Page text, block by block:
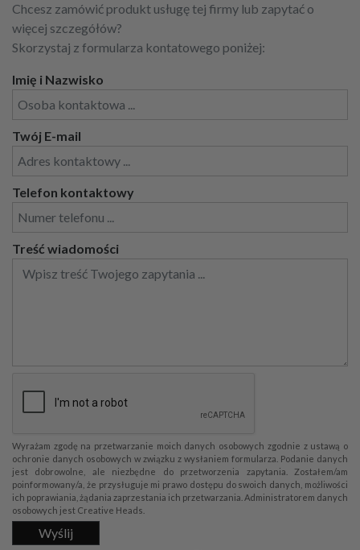
Chcesz zamówić produkt usługę tej firmy lub zapytać o
więcej szczegółów?
Skorzystaj z formularza kontatowego poniżej:
Imię i Nazwisko
Twój E-mail
Telefon kontaktowy
Treść wiadomości
Wyrażam zgodę na przetwarzanie moich danych osobowych zgodnie z ustawą o
ochronie danych osobowych w związku z wysłaniem formularza. Podanie danych
jest dobrowolne, ale niezbędne do przetworzenia zapytania. Zostałem/am
poinformowany/a, że przysługuje mi prawo dostępu do swoich danych, możliwości
ich poprawiania, żądania zaprzestania ich przetwarzania. Administratorem danych
osobowych jest Creative Heads.
Wyślij